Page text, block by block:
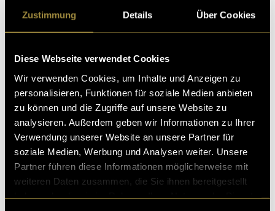
Zustimmung Details Über Cookies
Diese Webseite verwendet Cookies
Wir verwenden Cookies, um Inhalte und Anzeigen zu
personalisieren, Funktionen für soziale Medien anbieten
zu können und die Zugriffe auf unsere Website zu
analysieren. Außerdem geben wir Informationen zu Ihrer
Verwendung unserer Website an unsere Partner für
soziale Medien, Werbung und Analysen weiter. Unsere
Partner führen diese Informationen möglicherweise mit
weiteren Daten zusammen, die Sie ihnen bereitgestellt
Kritik
Ähnliche Artikel